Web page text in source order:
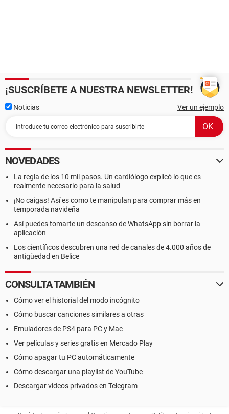
¡SUSCRÍBETE A NUESTRA NEWSLETTER!
Noticias Ver un ejemplo
NOVEDADES
La regla de los 10 mil pasos. Un cardiólogo explicó lo que es
realmente necesario para la salud
¡No caigas! Así es como te manipulan para comprar más en
temporada navideña
Así puedes tomarte un descanso de WhatsApp sin borrar la
aplicación
Los científicos descubren una red de canales de 4.000 años de
antigüedad en Belice
CONSULTA TAMBIÉN
Cómo ver el historial del modo incógnito
Cómo buscar canciones similares a otras
Emuladores de PS4 para PC y Mac
Ver películas y series gratis en Mercado Play
Cómo apagar tu PC automáticamente
Cómo descargar una playlist de YouTube
Descargar videos privados en Telegram